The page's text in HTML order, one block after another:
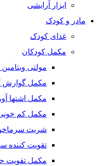
ابزار آرایشی
مادر و کودک
غذای کودک
مکمل کودکان
مولتی
مکمل گوارش
مکمل اشتها
مکمل کم
شربت
تقویت کننده
مکمل تقویت